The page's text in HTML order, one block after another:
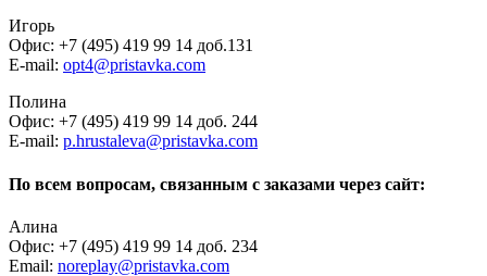
Игорь
Офис: +7 (495) 419 99 14 доб.131
E-mail: opt4@pristavka.com
Полина
Офис: +7 (495) 419 99 14 доб. 244
E-mail: p.hrustaleva@pristavka.com
По всем вопросам, связанным с заказами через сайт:
Алина
Офис: +7 (495) 419 99 14 доб. 234
Email: noreplay@pristavka.com